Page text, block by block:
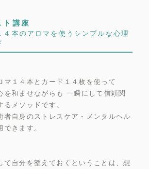
ト講座
４本のアロマを使うシンプルな心理
マ１４本とカード１４枚を使って
を和ませながらも 一瞬にして信頼関
るメソッドです。
者自身のストレスケア・メンタルヘル
できます。
て自分を整えておくということは、想